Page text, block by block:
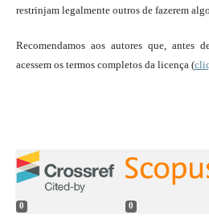
restrinjam legalmente outros de fazerem
Recomendamos aos autores que, antes
acessem os termos completos da licença (
0 0